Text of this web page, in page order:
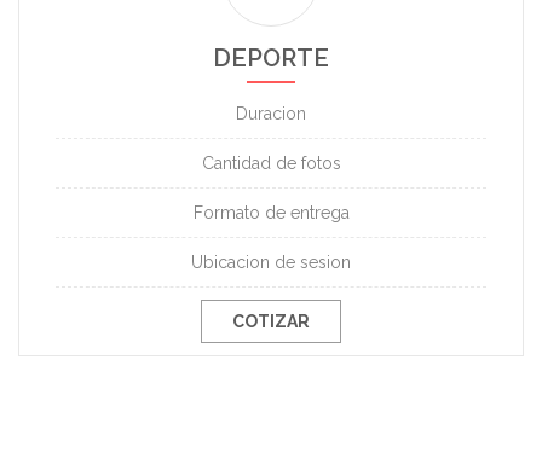
DEPORTE
Duracion
Cantidad de fotos
Formato de entrega
Ubicacion de sesion
COTIZAR